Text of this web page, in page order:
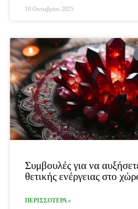
10 Οκτωβρίου 2025
Συμβουλές για να
θετικής ενέργειας στο
ΠΕΡΙΣΣΟΤΕΡΑ »